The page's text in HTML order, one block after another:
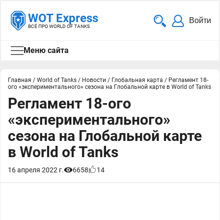
WOT Express
ВСЁ ПРО WORLD OF TANKS
Войти
Меню сайта
Главная / World of Tanks / Новости / Глобальная карта / Регламент 18-
ого «экспериментального» сезона на Глобальной карте в World of Tanks
Регламент 18-ого
«экспериментального»
сезона на Глобальной карте
в World of Tanks
16 апреля 2022 г. 6658 14